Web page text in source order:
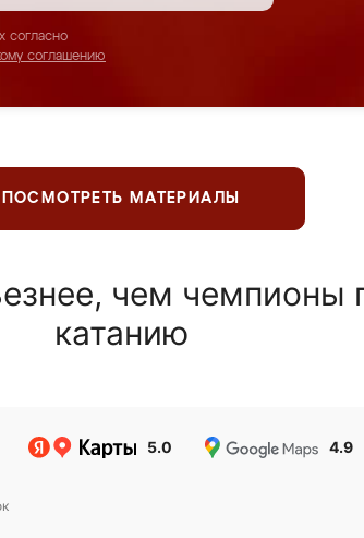
согласно
соглашению
ПОСМОТРЕТЬ МАТЕРИАЛЫ
чем чемпионы
катанию
5.0 4.9